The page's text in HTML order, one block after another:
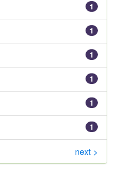
1
1
1
1
1
1
next >